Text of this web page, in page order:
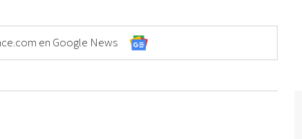
en Google News